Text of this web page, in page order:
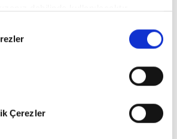
Çerezlere ilişkin detaylı bilgi
Çerez Bilgilendirme
Korunması Kanunu uyarınca
kapsamında
işleme faaliyetleri ile ilgili daha
Çerezler
Kusursuz Stil Gösterisi
Prensesi’nden anlamlı katılım